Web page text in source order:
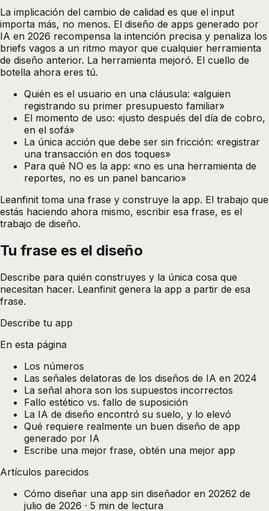
La implicación del cambio de calidad es que el input
importa más, no menos. El diseño de apps generado por
IA en 2026 recompensa la intención precisa y penaliza los
briefs vagos a un ritmo mayor que cualquier herramienta
de diseño anterior. La herramienta mejoró. El cuello de
botella ahora eres tú.
Quién es el usuario en una cláusula: «alguien
registrando su primer presupuesto familiar»
El momento de uso: «justo después del día de cobro,
en el sofá»
La única acción que debe ser sin fricción: «registrar
una transacción en dos toques»
Para qué NO es la app: «no es una herramienta de
reportes, no es un panel bancario»
Leanfinit toma una frase y construye la app. El trabajo que
estás haciendo ahora mismo, escribir esa frase, es el
trabajo de diseño.
Tu frase es el diseño
Describe para quién construyes y la única cosa que
necesitan hacer. Leanfinit genera la app a partir de esa
frase.
Describe tu app
En esta página
Los números
Las señales delatoras de los diseños de IA en 2024
La señal ahora son los supuestos incorrectos
Fallo estético vs. fallo de suposición
La IA de diseño encontró su suelo, y lo elevó
Qué requiere realmente un buen diseño de app
generado por IA
Escribe una mejor frase, obtén una mejor app
Artículos parecidos
Cómo diseñar una app sin diseñador en 20262 de
julio de 2026 · 5 min de lectura